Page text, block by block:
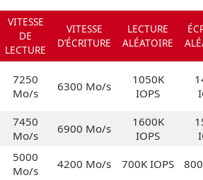
VITESSE
DE
LECTURE
VITESSE
D’ÉCRITURE
LECTURE
ALÉATOIRE
7250
Mo/s
6300 Mo/s
1050K
IOPS
7450
Mo/s
6900 Mo/s
1600K
IOPS
5000
Mo/s
4200 Mo/s 700K IOPS